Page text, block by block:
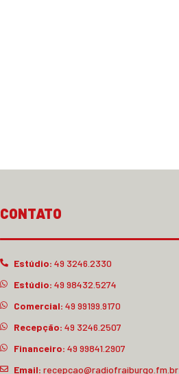
CONTATO
Estúdio: 49 3246.2330
Estúdio: 49 98432.5274
Comercial: 49 99199.9170
Recepção: 49 3246.2507
Financeiro: 49 99841.2907
Email: recepcao@radiofraiburgo.fm.br